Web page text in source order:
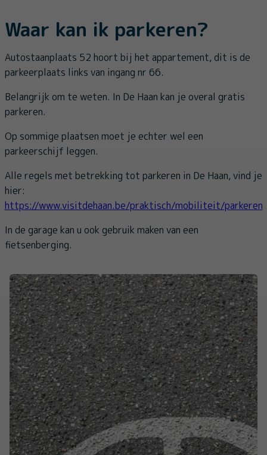
Waar kan ik parkeren?
Autostaanplaats 52 hoort bij het appartement, dit is de
parkeerplaats links van ingang nr 66.
Belangrijk om te weten. In De Haan kan je overal gratis
parkeren.
Op sommige plaatsen moet je echter wel een
parkeerschijf leggen.
Alle regels met betrekking tot parkeren in De Haan, vind je
hier:
https://www.visitdehaan.be/praktisch/mobiliteit/parkeren
In de garage kan u ook gebruik maken van een
fietsenberging.